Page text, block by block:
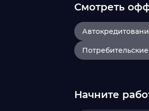
Смотреть
Начните